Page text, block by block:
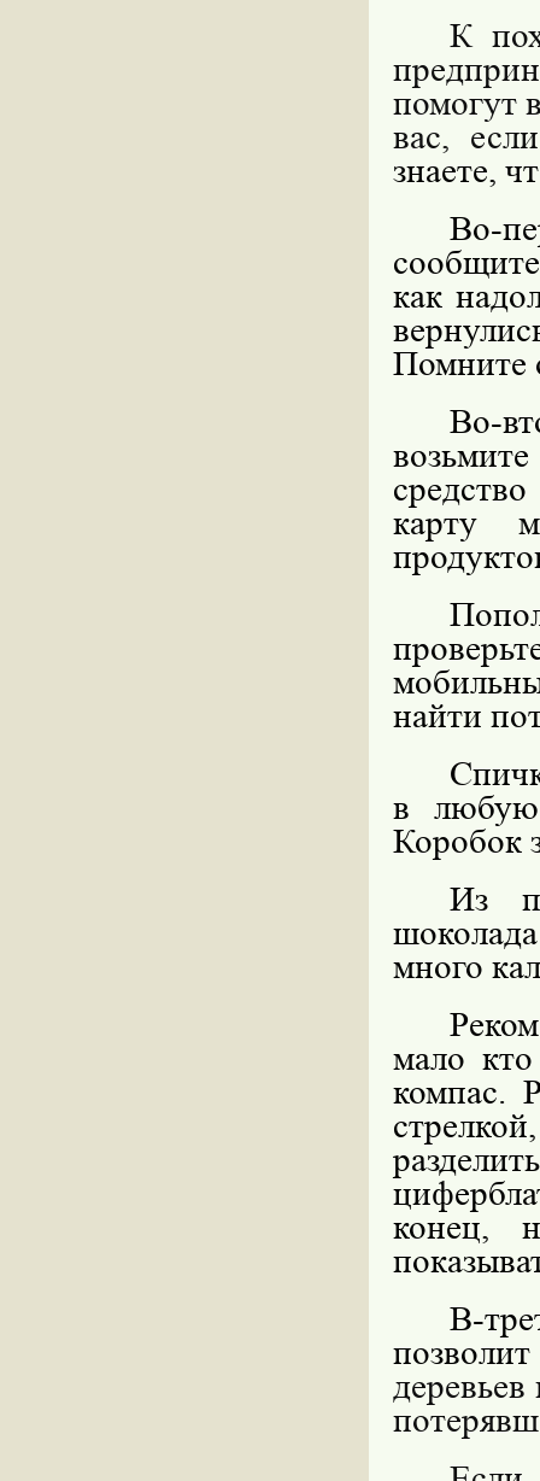
К
помогут
вас,
знаете,
Во-
как
Помните
Во-
карту
найти
в любую
Коробок
Из
много
мало
компас.
конец,
В-